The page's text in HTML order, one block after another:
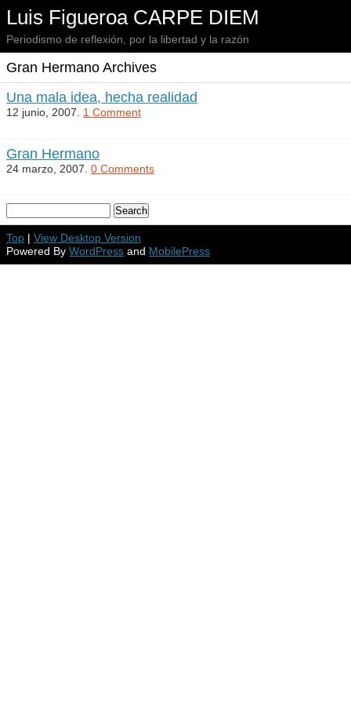
Luis Figueroa CARPE DIEM
Periodismo de reflexión, por la libertad y la razón
Gran Hermano Archives
Una mala idea, hecha realidad
12 junio, 2007. 1 Comment
Gran Hermano
24 marzo, 2007. 0 Comments
Top | View Desktop Version
Powered By WordPress and MobilePress